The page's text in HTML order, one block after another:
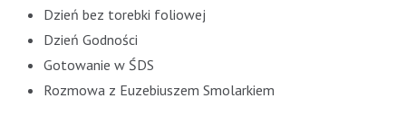
Dzień bez torebki foliowej
Dzień Godności
Gotowanie w ŚDS
Rozmowa z Euzebiuszem Smolarkiem